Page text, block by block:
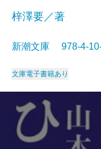
梓澤要／著
新潮文庫 978-4-
文庫電子書籍あり